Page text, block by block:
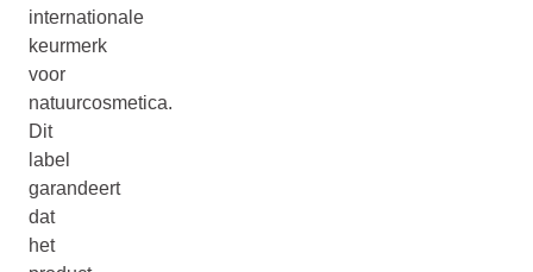
internationale
keurmerk
voor
natuurcosmetica.
Dit
label
garandeert
dat
het